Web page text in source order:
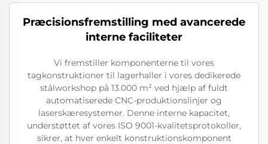
Præcisionsfremstilling med avancerede
interne faciliteter
Vi fremstiller komponenterne til vores
tagkonstruktioner til lagerhaller i vores dedikerede
stålworkshop på 13.000 m² ved hjælp af fuldt
automatiserede CNC-produktionslinjer og
laserskæresystemer. Denne interne kapacitet,
understøttet af vores ISO 9001-kvalitetsprotokoller,
sikrer, at hver enkelt konstruktionskomponent